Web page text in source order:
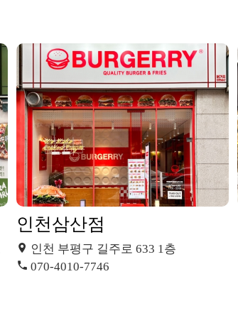
인천삼산점
인천 부평구 길주로 633 1층
070-4010-7746